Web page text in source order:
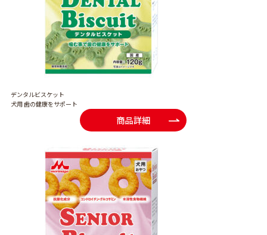
デンタルビスケット
犬用 歯の健康をサポート
商品詳細